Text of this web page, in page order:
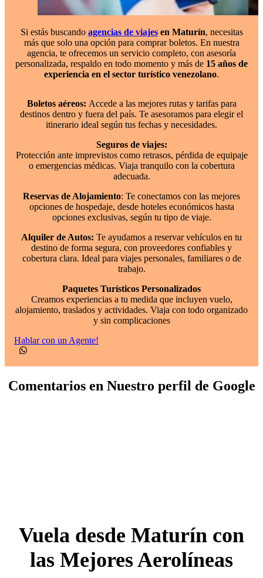
Si estás buscando agencias de viajesen Maturín, necesitas
más que solo una opción para comprar boletos. En nuestra
agencia, te ofrecemos un servicio completo, con asesoría
personalizada, respaldo en todo momento y más de 15 años de
experiencia en el sector turístico venezolano.
Boletos aéreos: Accede a las mejores rutas y tarifas para
destinos dentro y fuera del país. Te asesoramos para elegir el
itinerario ideal según tus fechas y necesidades.
Seguros de viajes:
Protección ante imprevistos como retrasos, pérdida de equipaje
o emergencias médicas. Viaja tranquilo con la cobertura
adecuada.
Reservas de Alojamiento: Te conectamos con las mejores
opciones de hospedaje, desde hoteles económicos hasta
opciones exclusivas, según tu tipo de viaje.
Alquiler de Autos: Te ayudamos a reservar vehículos en tu
destino de forma segura, con proveedores confiables y
cobertura clara. Ideal para viajes personales, familiares o de
trabajo.
Paquetes Turísticos Personalizados
Creamos experiencias a tu medida que incluyen vuelo,
alojamiento, traslados y actividades. Viaja con todo organizado
y sin complicaciones
Hablar con un Agente!
Comentarios en Nuestro perfil de Google
Vuela desde Maturín con
las Mejores Aerolíneas